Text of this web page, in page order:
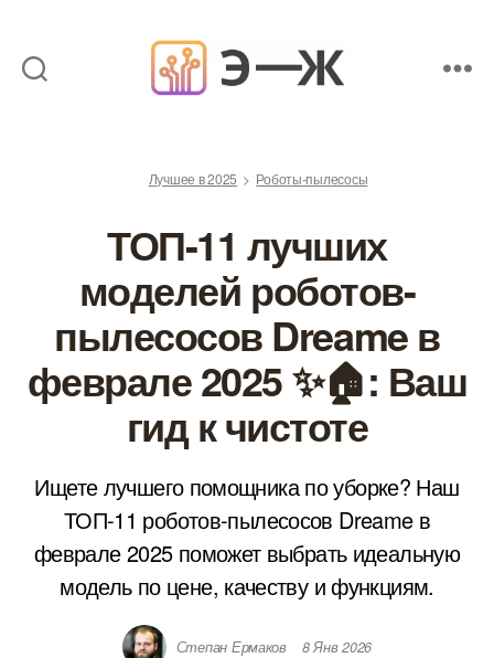
экспертов
Лучшее в 2025 Роботы-пылесосы
ТОП-11 лучших
моделей роботов-
пылесосов Dreame в
феврале 2025 ✨🏠: Ваш
гид к чистоте
Ищете лучшего помощника по уборке? Наш
ТОП-11 роботов-пылесосов Dreame в
феврале 2025 поможет выбрать идеальную
модель по цене, качеству и функциям.
Степан Ермаков 8 Янв 2026